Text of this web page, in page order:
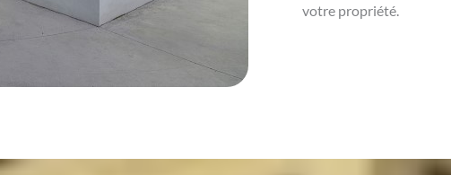
votre propriété.